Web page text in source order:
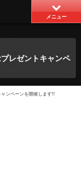
メニュー
レゼントキャンペ
ンペーンを開催します!!